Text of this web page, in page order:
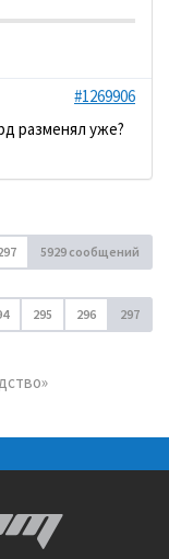
#1269906
разменял уже?
5929 сообщений
295 296 297